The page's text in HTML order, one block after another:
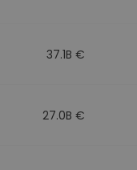
37.1B €
27.0B €